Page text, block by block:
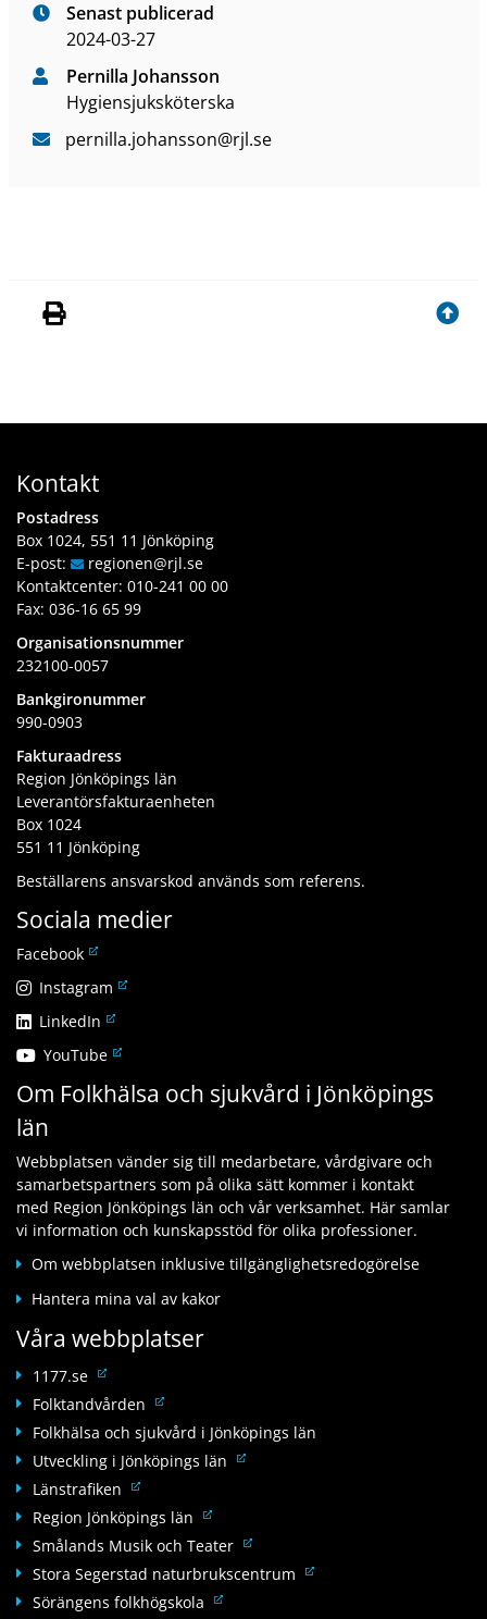
Senast publicerad
2024-03-27
Pernilla Johansson
Hygiensjuksköterska
pernilla.johansson@rjl.se
Kontakt
Postadress
Box 1024, 551 11 Jönköping
E-post:
regionen@rjl.se
Kontaktcenter: 010-241 00 00
Fax: 036-16 65 99
Organisationsnummer
232100-0057
Bankgironummer
990-0903
Fakturaadress
Region Jönköpings län
Leverantörsfakturaenheten
Box 1024
551 11 Jönköping
Beställarens ansvarskod används som referens.
Sociala medier
FacebookL
n
k
i
l
n
n
a
n
e
b
p
a
t
s
Instagram L
ä
k
i
a
n
n
a
n
e
b
b
l
t
s
LinkedIn L
n
k
l
l
a
n
a
n
e
p
a
t
s
YouTubeL
n
i
l
l
a
n
a
w
b
p
l
a
t
Om Folkhälsa och sjukvård i Jönköpings
län
Webbplatsen vänder sig till medarbetare, vårdgivare och
samarbetspartners som på olika sätt kommer i kontakt
med Region Jönköpings län och vår verksamhet. Här samlar
vi information och kunskapsstöd för olika professioner.
Om webbplatsen inklusive tillgänglighetsredogörelse
Hantera mina val av kakor
Våra webbplatser
1177.se L
ä
k
t
i
l
a
n
n
Folktandvården L
ä
k
i
l
a
n
Folkhälsa och sjukvård i Jönköpings län
Utveckling i Jönköpings län L
t
i
Länstrafiken L
ä
n
k
t
i
Region Jönköpings län L
ä
k
t
Smålands Musik och Teater L
ä
Stora Segerstad naturbrukscentrum L
Sörängens folkhögskola L